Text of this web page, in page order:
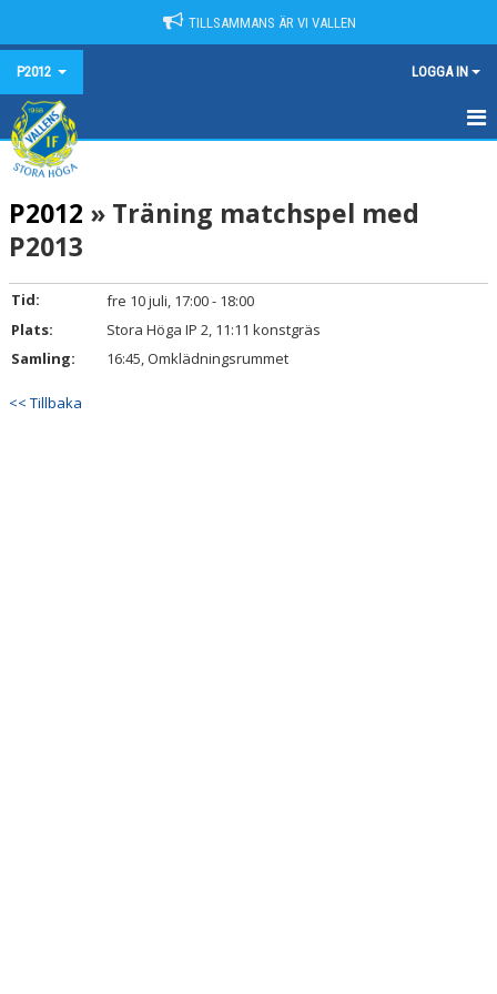
TILLSAMMANS ÄR VI VALLEN
P2012 LOGGA IN
HEM
NYHETER
KALENDER
MATCHER
TRUPPEN
BILDGALLERI
P2012 » Träning matchspel med
P2013
Tid:
fre 10 juli, 17:00 - 18:00
Plats:
Stora Höga IP 2, 11:11 konstgräs
Samling:
16:45, Omklädningsrummet
<< Tillbaka